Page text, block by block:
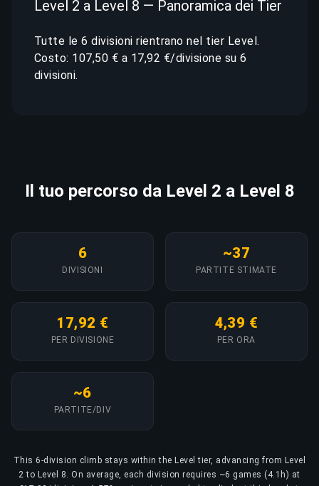
Level 2 a Level 8 — Panoramica dei Tier
Tutte le 6 divisioni rientrano nel tier Level.
Costo: 107,50 € a 17,92 €/divisione su 6
divisioni.
Il tuo percorso da Level 2 a Level 8
6
DIVISIONI
~37
PARTITE STIMATE
17,92 €
PER DIVISIONE
4,39 €
PER ORA
~6
PARTITE/DIV
This 6-division climb stays within the Level tier, advancing from Level
2 to Level 8. On average, each division requires ~6 games (4.1h) at